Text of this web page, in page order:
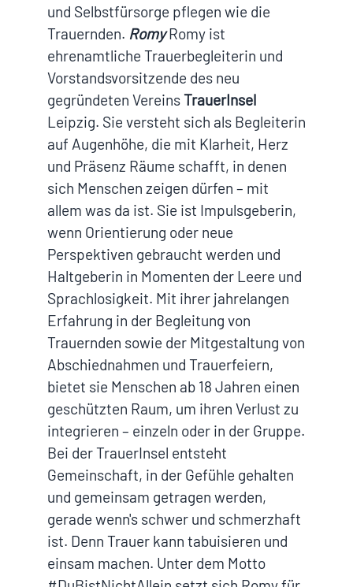
und Selbstfürsorge pflegen wie die
Trauernden. RomyRomy ist
ehrenamtliche Trauerbegleiterin und
Vorstandsvorsitzende des neu
gegründeten VereinsTrauerInsel
Leipzig. Sie versteht sich als Begleiterin
auf Augenhöhe, die mit Klarheit, Herz
und Präsenz Räume schafft, in denen
sich Menschen zeigen dürfen – mit
allem was da ist. Sie ist Impulsgeberin,
wenn Orientierung oder neue
Perspektiven gebraucht werden und
Haltgeberin in Momenten der Leere und
Sprachlosigkeit. Mit ihrer jahrelangen
Erfahrung in der Begleitung von
Trauernden sowie der Mitgestaltung von
Abschiednahmen und Trauerfeiern,
bietet sie Menschen ab 18 Jahren einen
geschützten Raum, um ihren Verlust zu
integrieren – einzeln oder in der Gruppe.
Bei der TrauerInsel entsteht
Gemeinschaft, in der Gefühle gehalten
und gemeinsam getragen werden,
gerade wenn's schwer und schmerzhaft
ist. Denn Trauer kann tabuisieren und
einsam machen. Unter dem Motto